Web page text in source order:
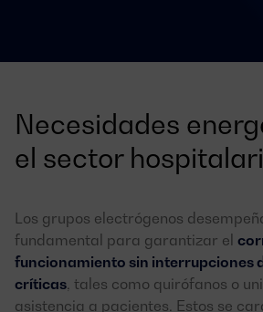
Necesidades
el sector
Los grupos electrógenos
fundamental para garantizar el
funcionamiento sin interrupciones
críticas, tales como quirófanos o
asistencia a pacientes. Estos se